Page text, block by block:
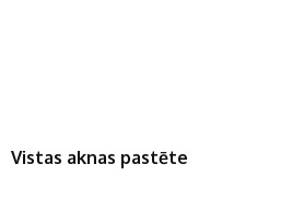
Vistas aknas pastēte